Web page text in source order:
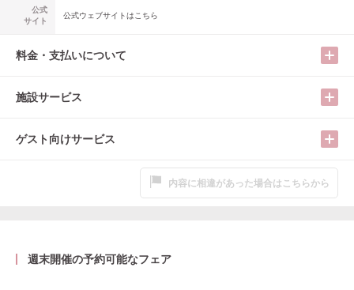
公式
サイト
公式ウェブサイトはこちら
料金・支払いについて
施設サービス
ゲスト向けサービス
内容に相違があった場合はこちらから
週末開催の予約可能なフェア